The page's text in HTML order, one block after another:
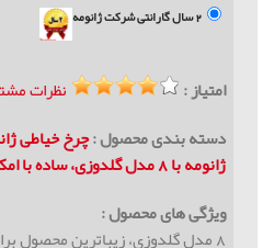
2 سال گارانتی شرکت ژانومه
امتیاز :
نظرات
دسته بندی محصول :چرخ خیاطی
ژانومه با 8 مدل گلدوزی، ساده با امكانات
ویژگی های محصول :